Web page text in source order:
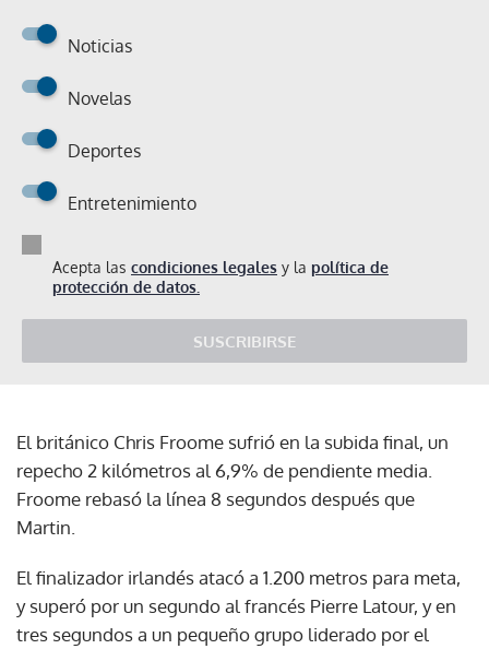
Noticias
Novelas
Deportes
Entretenimiento
Acepta las condiciones legales y la política de
protección de datos.
SUSCRIBIRSE
El británico Chris Froome sufrió en la subida final, un
repecho 2 kilómetros al 6,9% de pendiente media.
Froome rebasó la línea 8 segundos después que
Martin.
El finalizador irlandés atacó a 1.200 metros para meta,
y superó por un segundo al francés Pierre Latour, y en
tres segundos a un pequeño grupo liderado por el